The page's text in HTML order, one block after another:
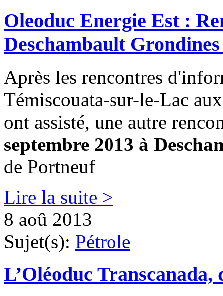
Oleoduc Energie Est :
Deschambault
Après les rencontres
Témiscouata-sur-le-Lac
ont assisté, une autre
septembre 2013 à
de Portneuf
Lire la suite >
8 aoû 2013
Sujet(s): Pétrole
L’Oléoduc